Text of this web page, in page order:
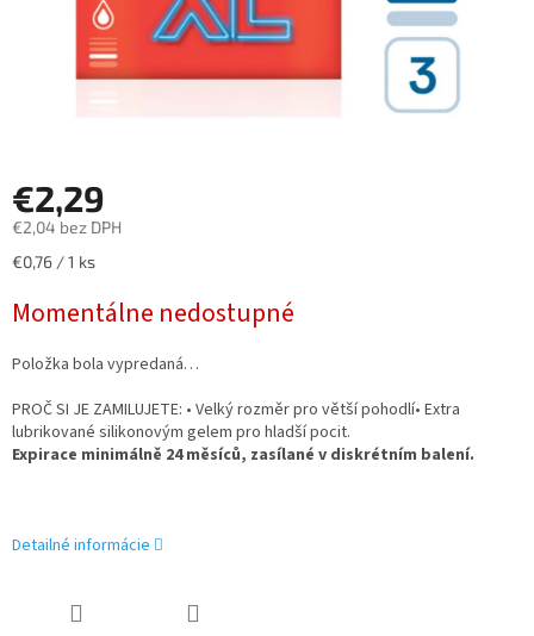
€2,29
€2,04 bez DPH
Jednotková
€0,76 / 1 ks
Momentálne nedostupné
Položka bola vypredaná…
PROČ SI JE ZAMILUJETE: • Velký rozměr pro větší pohodlí• Extra
lubrikované silikonovým gelem pro hladší pocit.
Expirace minimálně 24 měsíců, zasílané v diskrétním balení.
Detailné informácie